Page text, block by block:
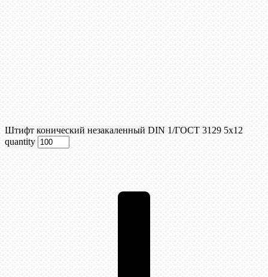
Штифт конический незакаленный DIN 1/ГОСТ 3129 5х12
quantity